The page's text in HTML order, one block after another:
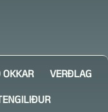
VERÐLAG